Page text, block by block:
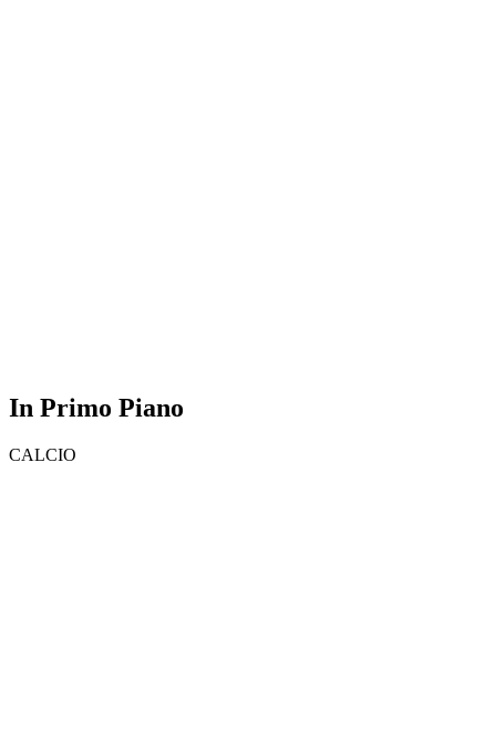
In Primo Piano
CALCIO